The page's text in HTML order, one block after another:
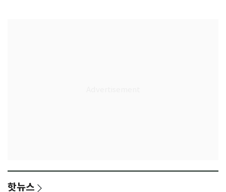
핫뉴스